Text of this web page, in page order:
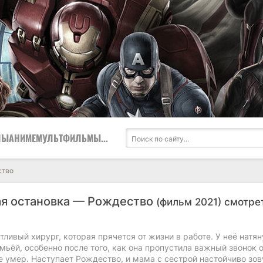
АНИМЕМУЛЬТФИЛЬМЫ...
остановка — Рождество (фильм 2021)
хирург, которая прячется от жизни в работе. У неё
особенно после того, как она пропустила важный звонок
умер. Наступает Рождество, и мама с сестрой настойчиво